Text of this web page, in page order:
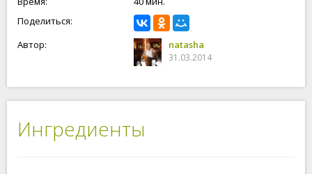
Поделиться:
Автор:
natasha
31.03.2014
Ингредиенты